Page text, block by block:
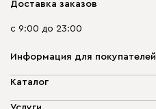
Доставка заказов
с 9:00 до 23:00
Информация для покупателей
О компании
Каталог
Мягкая мебель